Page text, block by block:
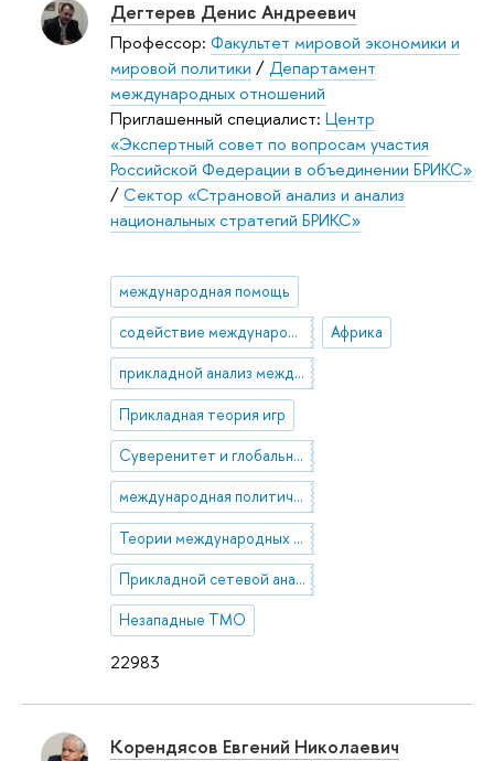
22983
Дегтерев Денис Андреевич
Профессор: Факультет мировой экономики и
мировой политики /Департамент
международных отношений
Приглашенный специалист: Центр
«Экспертный совет по вопросам участия
Российской Федерации в объединении БРИКС»
/Сектор «Страновой анализ и анализ
национальных стратегий БРИКС»
международная помощь
содействие международному развитию (СМР) Африка
прикладной анализ международных отношений
Прикладная теория игр
Суверенитет и глобальное управление
международная политическая экономия
Теории международных отношений
Прикладной сетевой анализ в международных отношениях
Незападные ТМО
Корендясов Евгений Николаевич